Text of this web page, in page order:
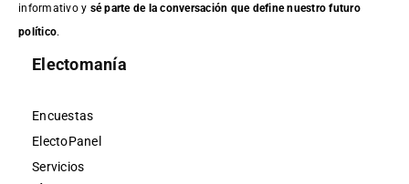
informativo y sé parte de la conversación que define nuestro futuro
político.
Electomanía
Encuestas
ElectoPanel
Servicios